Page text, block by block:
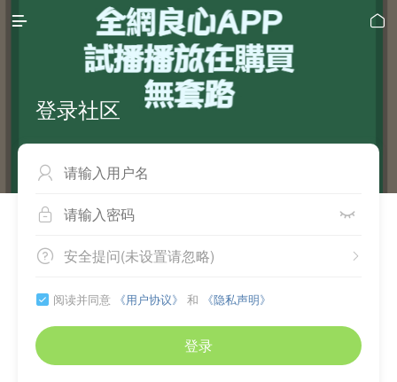
 
登录社区

 
 
安全提问(未设置请忽略)
 阅读并同意 《用户协议》 和 《隐私声明》
登录